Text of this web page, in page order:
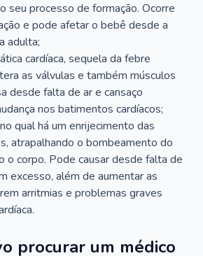
seu processo de formação. Ocorre
e pode afetar o bebê desde a
adulta;
cardíaca, sequela da febre
as válvulas e também músculos
desde falta de ar e cansaço
nos batimentos cardíacos;
qual há um enrijecimento das
atrapalhando o bombeamento do
o corpo. Pode causar desde falta de
excesso, além de aumentar as
arritmias e problemas graves
procurar um médico